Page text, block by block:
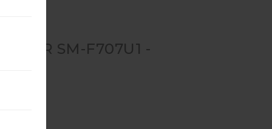
FÜR SM-F707U1 -